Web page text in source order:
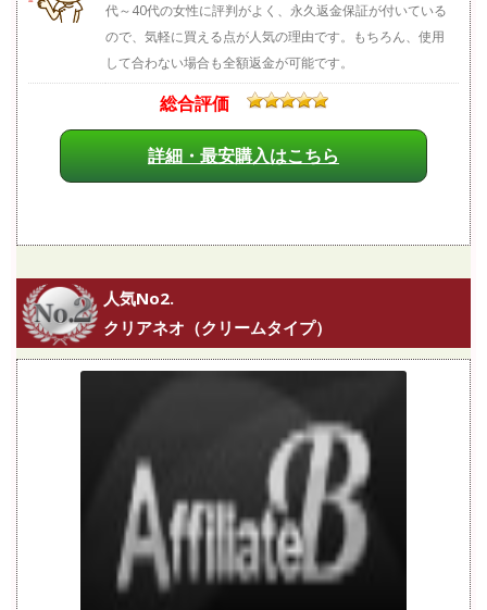
代～40代の女性に評判がよく、永久返金保証が付いている
ので、気軽に買える点が人気の理由です。もちろん、使用
して合わない場合も全額返金が可能です。
総合評価
詳細・最安購入はこちら
人気No2.
クリアネオ（クリームタイプ）